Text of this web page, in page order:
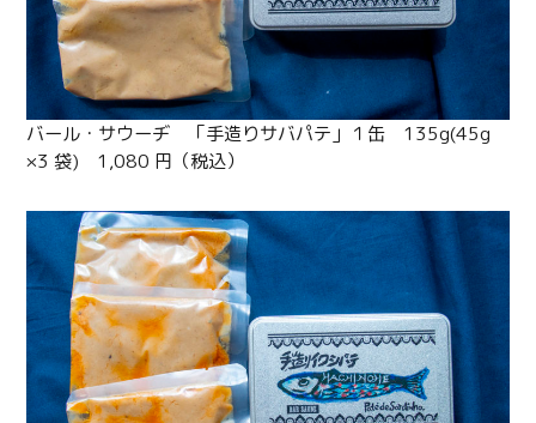
バール・サウーヂ 「手造りサバパテ」１缶 135g(45g
×3 袋) 1,080 円（税込）